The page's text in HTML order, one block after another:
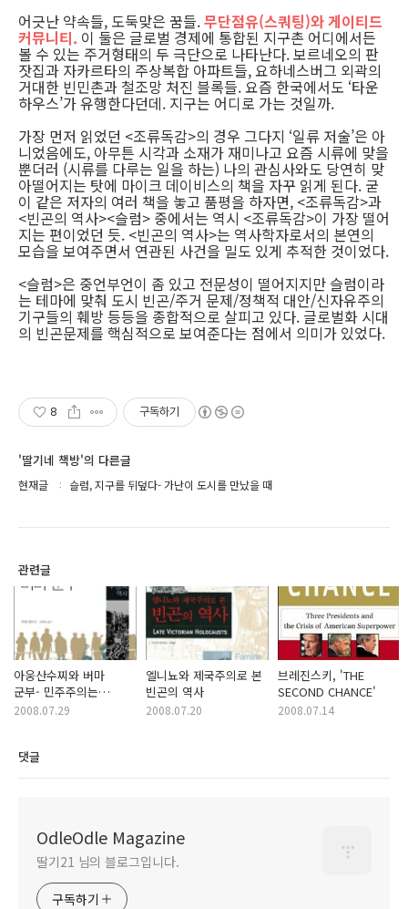
어긋난 약속들, 도둑맞은 꿈들.무단점유(스쿼팅)와 게이티드
커뮤니티. 이 둘은 글로벌 경제에 통합된 지구촌 어디에서든
볼 수 있는 주거형태의 두 극단으로 나타난다. 보르네오의 판
잣집과 자카르타의 주상복합 아파트들, 요하네스버그 외곽의
거대한 빈민촌과 철조망 처진 블록들. 요즘 한국에서도 ‘타운
하우스’가 유행한다던데. 지구는 어디로 가는 것일까.
가장 먼저 읽었던 <조류독감>의 경우 그다지 ‘일류 저술’은 아
니었음에도, 아무튼 시각과 소재가 재미나고 요즘 시류에 맞을
뿐더러 (시류를 다루는 일을 하는) 나의 관심사와도 당연히 맞
아떨어지는 탓에 마이크 데이비스의 책을 자꾸 읽게 된다. 굳
이 같은 저자의 여러 책을 놓고 품평을 하자면, <조류독감>과
<빈곤의 역사><슬럼> 중에서는 역시 <조류독감>이 가장 떨어
지는 편이었던 듯. <빈곤의 역사>는 역사학자로서의 본연의
모습을 보여주면서 연관된 사건을 밀도 있게 추적한 것이었다.
<슬럼>은 중언부언이 좀 있고 전문성이 떨어지지만 슬럼이라
는 테마에 맞춰 도시 빈곤/주거 문제/정책적 대안/신자유주의
기구들의 훼방 등등을 종합적으로 살피고 있다. 글로벌화 시대
의 빈곤문제를 핵심적으로 보여준다는 점에서 의미가 있었다.
8 구독하기
'딸기네 책방'의 다른글
현재글 슬럼, 지구를 뒤덮다- 가난이 도시를 만났을 때
관련글
아웅산수찌와 버마
군부- 민주주의는
민중의 몫
2008.07.29
엘니뇨와 제국주의로 본
빈곤의 역사
2008.07.20
브레진스키, 'THE
SECOND CHANCE'
2008.07.14
댓글
OdleOdle Magazine
딸기21 님의 블로그입니다.
구독하기